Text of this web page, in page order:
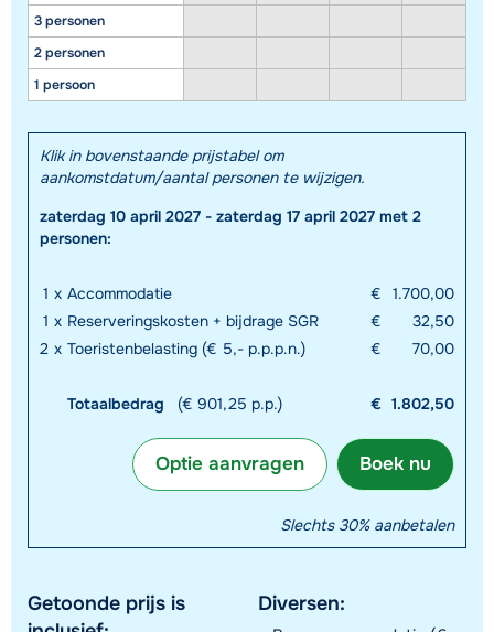
3 personen
2 personen
1 persoon
Klik in bovenstaande prijstabel om
aankomstdatum/aantal personen te wijzigen.
zaterdag 10 april 2027 - zaterdag 17 april 2027 met 2
personen:
1 x Accommodatie €
1.700,00
1 x Reserveringskosten + bijdrage SGR €
32,50
2 x Toeristenbelasting (€ 5,- p.p.p.n.) € 70,00
Totaalbedrag (€ 901,25 p.p.) € 1.802,50
Boek nu
Optie aanvragen
Slechts 30% aanbetalen
Getoonde prijs is
Diversen: